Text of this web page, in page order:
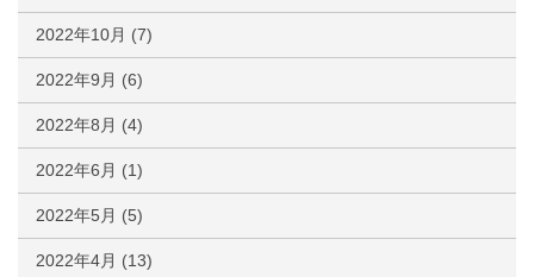
2022年10月 (7)
2022年9月 (6)
2022年8月 (4)
2022年6月 (1)
2022年5月 (5)
2022年4月 (13)